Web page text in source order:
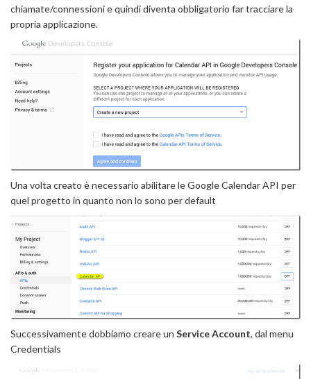
chiamate/connessioni e quindi diventa obbligatorio far tracciare la
propria applicazione.
Una volta creato è necessario abilitare le Google Calendar API per
quel progetto in quanto non lo sono per default
Successivamente dobbiamo creare un Service Account, dal menu
Credentials